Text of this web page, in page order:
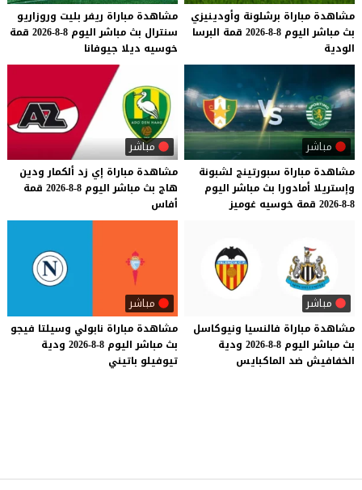
مشاهدة مباراة برشلونة وأودينيزي
بث مباشر اليوم 8-8-2026 قمة البرسا
الودية
مشاهدة مباراة ريفر بليت وروزاريو
سنترال بث مباشر اليوم 8-8-2026
قمة
خوسيه ديلا جيوفانا
مباشر
مشاهدة مباراة سبورتينج لشبونة
وإستريلا أمادورا بث مباشر اليوم
8-8-2026
قمة خوسيه غوميز
مباشر
مشاهدة مباراة إي زد ألكمار ودين
هاج بث مباشر اليوم 8-8-2026
قمة
أفاس
مباشر
مشاهدة مباراة فالنسيا ونيوكاسل
بث مباشر اليوم 8-8-2026
ودية
الخفافيش ضد الماكبايس
مباشر
مشاهدة مباراة نابولي وسيلتا فيجو
بث مباشر اليوم 8-8-2026
ودية
تيوفيلو باتيني